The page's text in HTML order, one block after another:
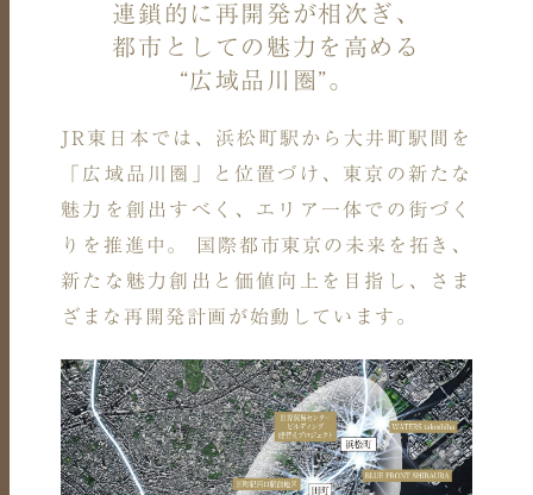
連鎖的に再開発が相次ぎ、
都市としての魅力を高める
“広域品川圏”。
JR東日本では、浜松町駅から大井町駅間を
「広域品川圏」と位置づけ、 東京の新たな
魅力を創出すべく、エリア一体での街づく
りを推進中。
国際都市東京の未来を拓き、
新たな魅力創出と価値向上を目指し、さま
ざまな再開発計画が始動しています。